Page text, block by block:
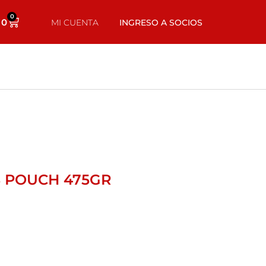
0
MI CUENTA INGRESO A SOCIOS
475GR